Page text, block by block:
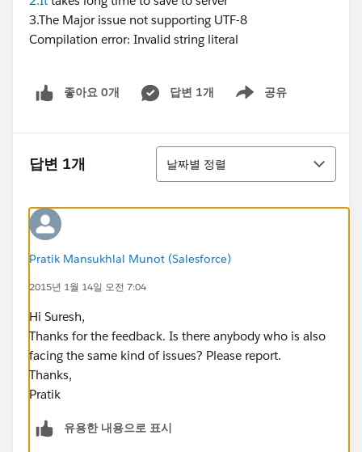
3.The Major issue not supporting UTF-8
Compilation error: Invalid string literal
좋아요 0개 답변 1개 공유
Show menu
답변 1개
정렬
날짜별 정렬
Pratik Mansukhlal Munot (Salesforce)
2015년 1월 14일 오전 7:04
Hi Suresh,
Thanks for the feedback. Is there anybody who is also
facing the same kind of issues? Please report.
Thanks,
Pratik
유용한 내용으로 표시